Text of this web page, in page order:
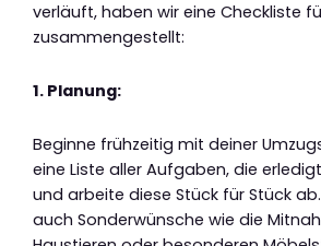
verläuft, haben wir eine Checkliste
zusammengestellt:
1. Planung:
Beginne frühzeitig mit deiner
eine Liste aller Aufgaben, die
und arbeite diese Stück für Stück
auch Sonderwünsche wie die